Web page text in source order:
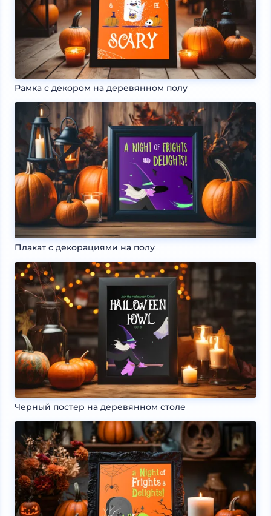
Рамка с декором на деревянном полу
Плакат с декорациями на полу
Черный постер на деревянном столе